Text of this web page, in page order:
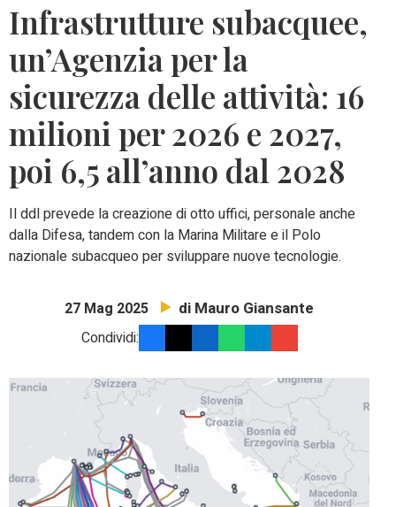
Infrastrutture subacquee,
un’Agenzia per la
sicurezza delle attività: 16
milioni per 2026 e 2027,
poi 6,5 all’anno dal 2028
Il ddl prevede la creazione di otto uffici, personale anche
dalla Difesa, tandem con la Marina Militare e il Polo
nazionale subacqueo per sviluppare nuove tecnologie.
27 Mag 2025 di Mauro Giansante
Condividi: